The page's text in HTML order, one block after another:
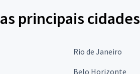
principais cidades
Rio de Janeiro
Belo Horizonte